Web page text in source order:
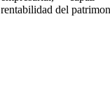
rentabilidad del